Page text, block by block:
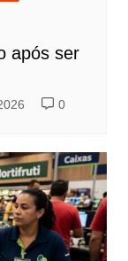
após ser
0